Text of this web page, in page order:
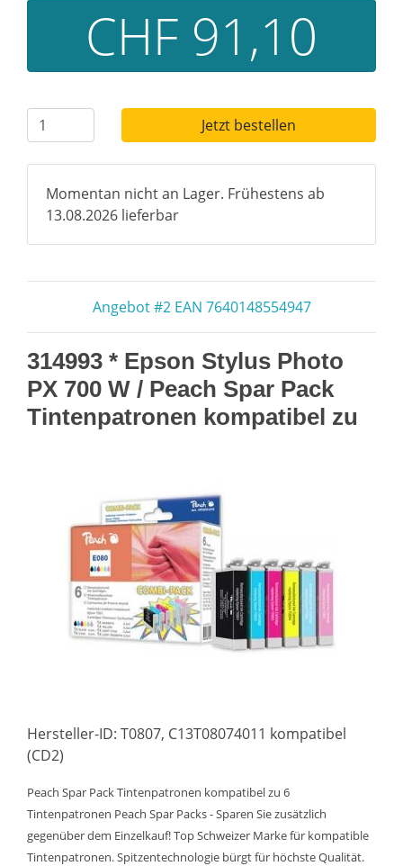
CHF 91,10
Jetzt bestellen
Momentan nicht an Lager. Frühestens ab
13.08.2026 lieferbar
Angebot #2 EAN 7640148554947
314993 * Epson Stylus Photo
PX 700 W / Peach Spar Pack
Tintenpatronen kompatibel zu
Hersteller-ID: T0807, C13T08074011 kompatibel
(CD2)
Peach Spar Pack Tintenpatronen kompatibel zu 6
Tintenpatronen Peach Spar Packs - Sparen Sie zusätzlich
gegenüber dem Einzelkauf! Top Schweizer Marke für kompatible
Tintenpatronen. Spitzentechnologie bürgt für höchste Qualität.